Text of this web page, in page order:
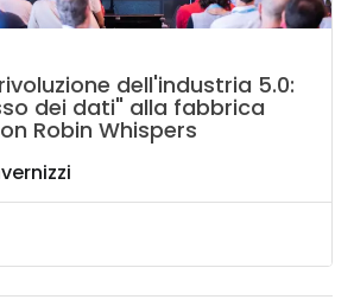
dell'industria 5.0:
dei dati" alla fabbrica
Robin Whispers